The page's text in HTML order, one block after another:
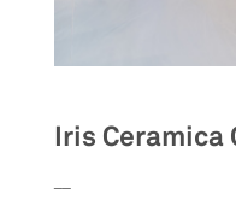
Iris Ceramica